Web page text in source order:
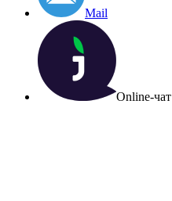
Mail
Online-чат